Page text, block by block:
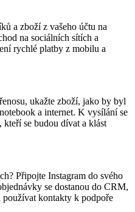
a zboží z vašeho účtu na
na sociálních sítích a
rychlé platby z mobilu a
ukažte zboží, jako by byl
a internet. K vysílání se
se budou dívat a klást
Připojte Instagram do svého
se dostanou do CRM,
používat kontakty k podpoře